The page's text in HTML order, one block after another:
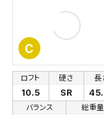
C
ロフト
10.5
硬さ
SR
長
バランス 総重量
件一覧」か
してください。